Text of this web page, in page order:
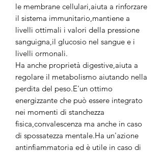
le membrane cellulari,aiuta a rinforzare
il sistema immunitario,mantiene a
livelli ottimali i valori della pressione
sanguigna,il glucosio nel sangue e i
livelli ormonali.
Ha anche proprietà digestive,aiuta a
regolare il metabolismo aiutando nella
perdita del peso.E'un ottimo
energizzante che può essere integrato
nei momenti di stanchezza
fisica,convalescenza ma anche in caso
di spossatezza mentale.Ha un'azione
antinfiammatoria ed è utile in caso di